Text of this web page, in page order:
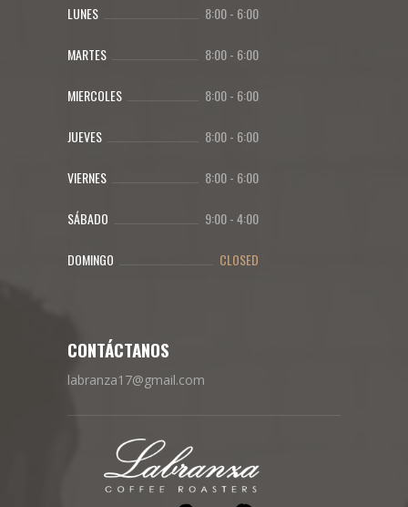
LUNES 8:00- 6:00
MARTES 8:00- 6:00
MIERCOLES 8:00- 6:00
JUEVES 8:00- 6:00
VIERNES 8:00- 6:00
SÁBADO 9:00-4:00
DOMINGO CLOSED
CONTÁCTANOS
labranza17@gmail.com